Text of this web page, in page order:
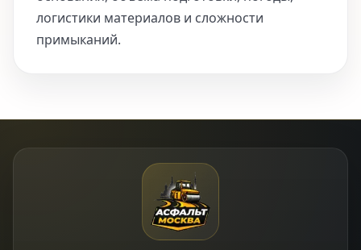
логистики материалов и сложности
примыканий.